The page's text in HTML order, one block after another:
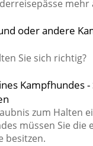
mehr
oder andere
Sie sich richtig?
Kampfhundes -
zum Halten
müssen Sie die
besitzen.